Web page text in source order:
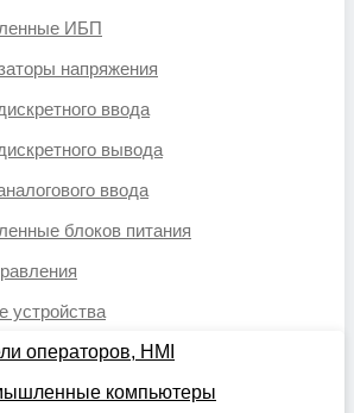
ИБП
напряжения
ввода
вывода
ввода
блоков питания
устройства
операторов, HMI
компьютеры